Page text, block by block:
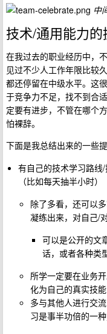
中
技术/通用能力的
在我过去的职业经历中，
见过不少人工作年限比较
都还停留在中级水平。这
于竞争力不足，找不到合
定要有进步，不管在哪个
怕裸辞。
下面是我总结出来的一些
有自己的技术学习路线
（比如每天抽半小时）
除了多看，还可以
凝练出来，对自己/
可以是公开的文
话，或者各种类
所学一定要在业务
化为自己的真实技能
多与其他人进行交
习是事半功倍的一